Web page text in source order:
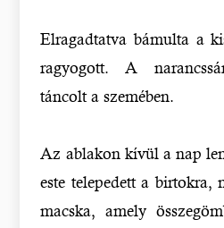
Elragadtatva bámulta a
ragyogott. A
táncolt a szemében.
Az ablakon kívül a nap
este telepedett a birtokra,
macska, amely